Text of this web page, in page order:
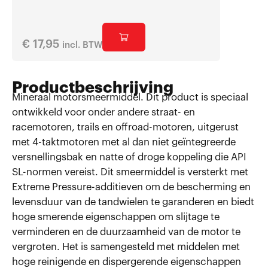
€ 17,95 incl. BTW
Productbeschrijving
Mineraal motorsmeermiddel. Dit product is speciaal
ontwikkeld voor onder andere straat- en
racemotoren, trails en offroad-motoren, uitgerust
met 4-taktmotoren met al dan niet geïntegreerde
versnellingsbak en natte of droge koppeling die API
SL-normen vereist. Dit smeermiddel is versterkt met
Extreme Pressure-additieven om de bescherming en
levensduur van de tandwielen te garanderen en biedt
hoge smerende eigenschappen om slijtage te
verminderen en de duurzaamheid van de motor te
vergroten. Het is samengesteld met middelen met
hoge reinigende en dispergerende eigenschappen